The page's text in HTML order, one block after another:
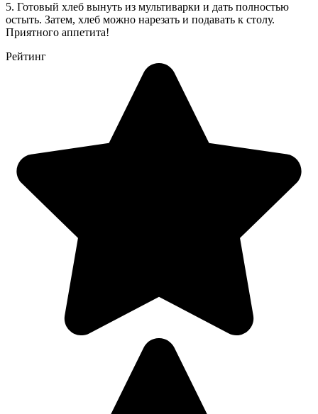
5. Готовый хлеб вынуть из мультиварки и дать полностью
остыть. Затем, хлеб можно нарезать и подавать к столу.
Приятного аппетита!
Рейтинг